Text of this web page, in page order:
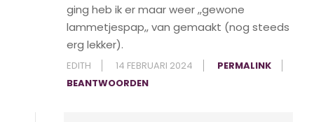
ging heb ik er maar weer ,,gewone
lammetjespap,, van gemaakt (nog steeds
erg lekker).
EDITH 14 FEBRUARI 2024
PERMALINK
BEANTWOORDEN